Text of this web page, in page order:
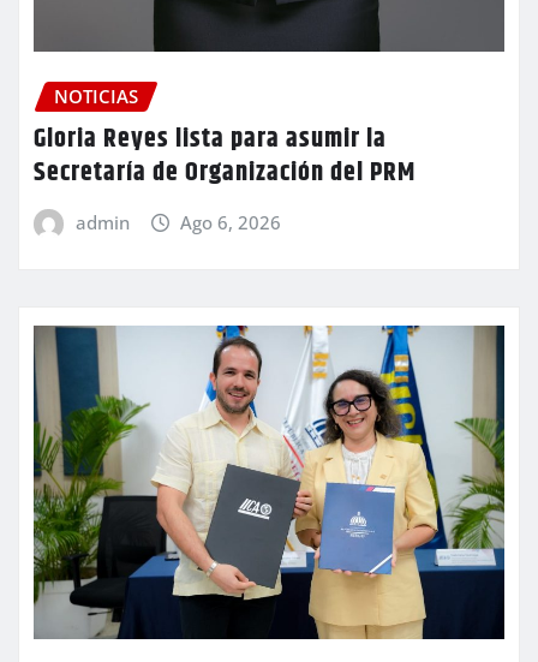
NOTICIAS
Gloria Reyes lista para asumir la
Secretaría de Organización del PRM
admin Ago 6, 2026